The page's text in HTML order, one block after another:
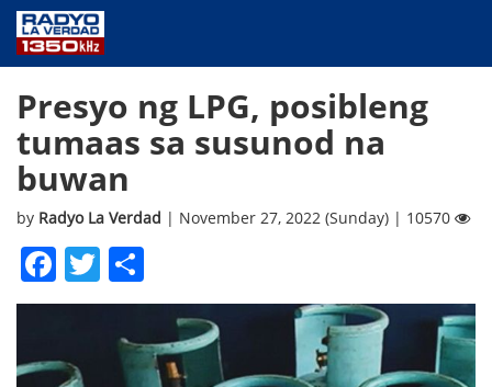
PUBLIC SERVICE
ANNOUNCEMENTS
PROGRAMS
ABOUT
Presyo ng LPG, posibleng
tumaas sa susunod na
buwan
by Radyo La Verdad | November 27, 2022 (Sunday) | 10570
Facebook
Twitter